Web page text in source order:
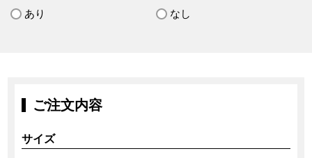
あり なし
ご注文内容
サイズ